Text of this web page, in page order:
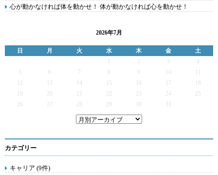
心が動かなければ体を動かせ！ 体が動かなければ心を動かせ！
2026年7月
日 月 火 水 木 金
土
2 3
4
5
6 7 9
12
13 14 15 16 17
19
20 21 22 23 24
25
26
27 28 29 30 31
カテゴリー
キャリア (9件)